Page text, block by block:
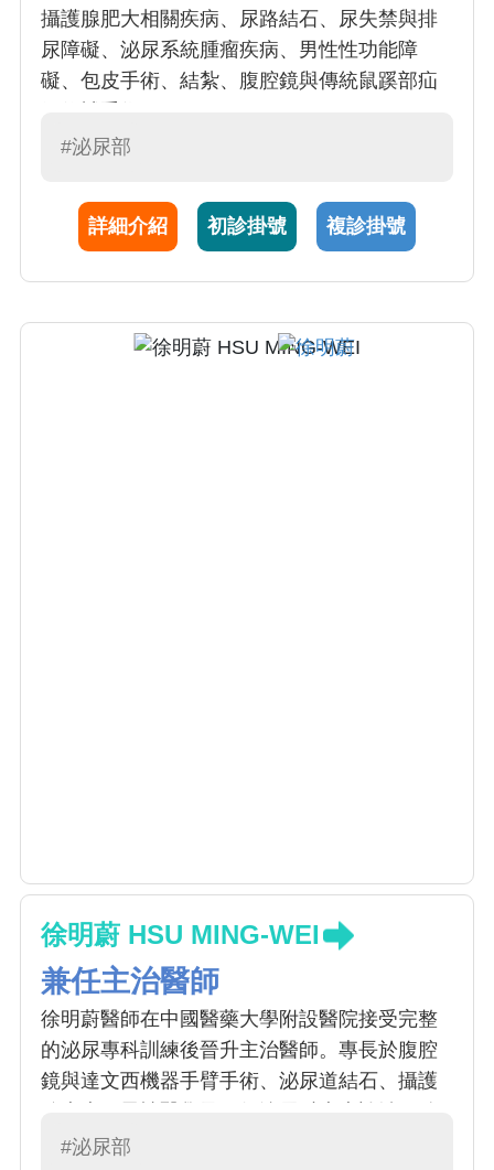
攝護腺肥大相關疾病、尿路結石、尿失禁與排
尿障礙、泌尿系統腫瘤疾病、男性性功能障
礙、包皮手術、結紮、腹腔鏡與傳統鼠蹊部疝
#泌尿部
詳細介紹 初診掛號 複診掛號
徐明蔚 HSU MING-WEI
兼任主治醫師
徐明蔚醫師在中國醫藥大學附設醫院接受完整
的泌尿專科訓練後晉升主治醫師。專長於腹腔
鏡與達文西機器手臂手術、泌尿道結石、攝護
力提供以病人為中心的精準醫療與微創治療，
#泌尿部